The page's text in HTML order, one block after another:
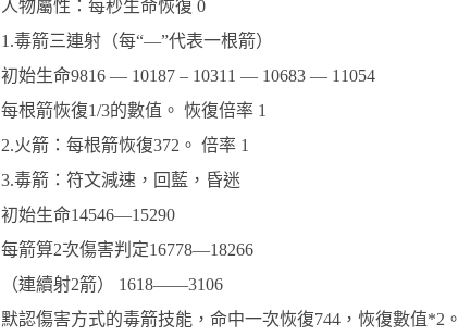
人物屬性：每秒生命恢復 0
1.毒箭三連射（每“—”代表一根箭）
初始生命9816 — 10187 – 10311 — 10683 — 11054
每根箭恢復1/3的數值。 恢復倍率 1
2.火箭：每根箭恢復372。 倍率 1
3.毒箭：符文減速，回藍，昏迷
初始生命14546—15290
每箭算2次傷害判定16778—18266
（連續射2箭） 1618——3106
默認傷害方式的毒箭技能，命中一次恢復744，恢復數值*2。